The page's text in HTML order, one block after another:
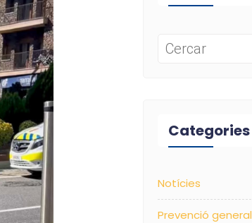
Categories
Notícies
Prevenció general